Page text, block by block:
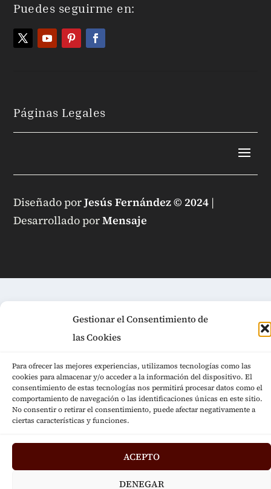
Gestionar el Consentimiento de
las Cookies
Para ofrecer las mejores experiencias, utilizamos tecnologías como las
cookies para almacenar y/o acceder a la información del dispositivo. El
consentimiento de estas tecnologías nos permitirá procesar datos como el
comportamiento de navegación o las identificaciones únicas en este sitio.
No consentir o retirar el consentimiento, puede afectar negativamente a
ciertas características y funciones.
ACEPTO
DENEGAR
Puedes seguirme en:
Páginas Legales
Diseñado porJesús Fernández © 2024 |
Desarrollado porMensaje